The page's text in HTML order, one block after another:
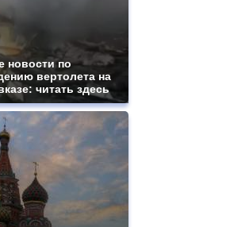
новости по
вертолета на
читать здесь